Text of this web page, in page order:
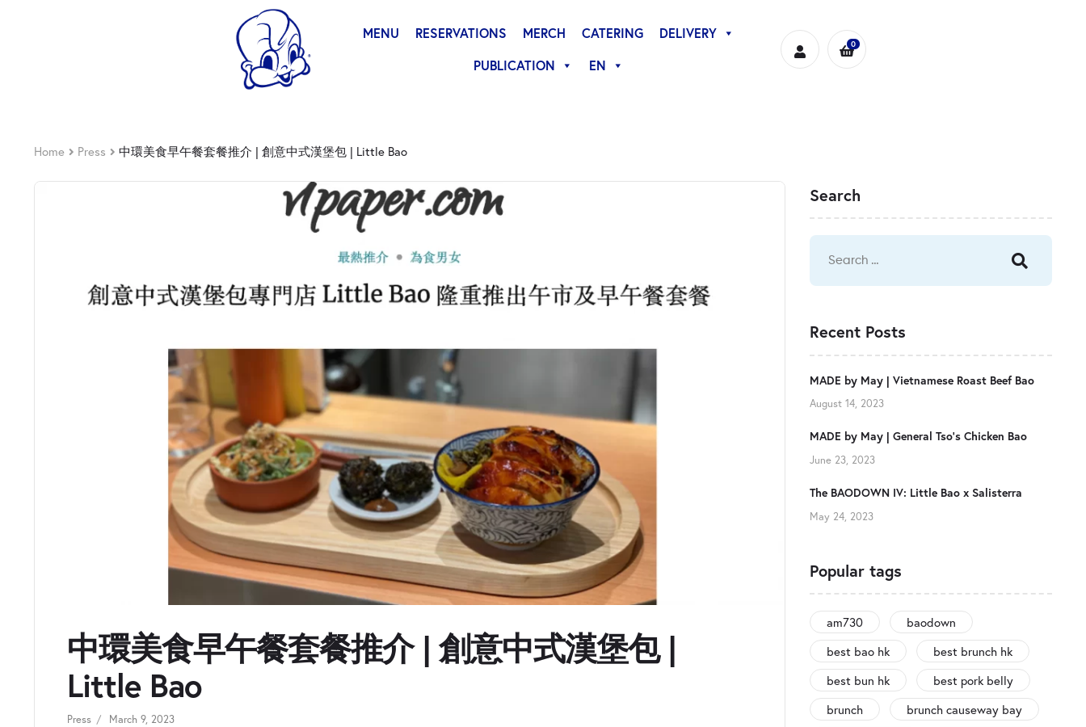
MENU RESERVATIONS MERCH CATERING
DELIVERY
PUBLICATION
EN
0
Home Press 中環美食早午餐套餐推介 | 創意中式漢堡包 | Little Bao
中環美食早午餐套餐推介 | 創意中式漢堡包 |
Little Bao
Press March 9, 2023
Search
Recent Posts
MADE by May | Vietnamese Roast Beef Bao
August 14, 2023
MADE by May | General Tso’s Chicken Bao
June 23, 2023
The BAODOWN IV: Little Bao x Salisterra
May 24, 2023
Popular tags
am730
baodown
best bao hk
best brunch hk
best bun hk
best pork belly
brunch
brunch causeway bay